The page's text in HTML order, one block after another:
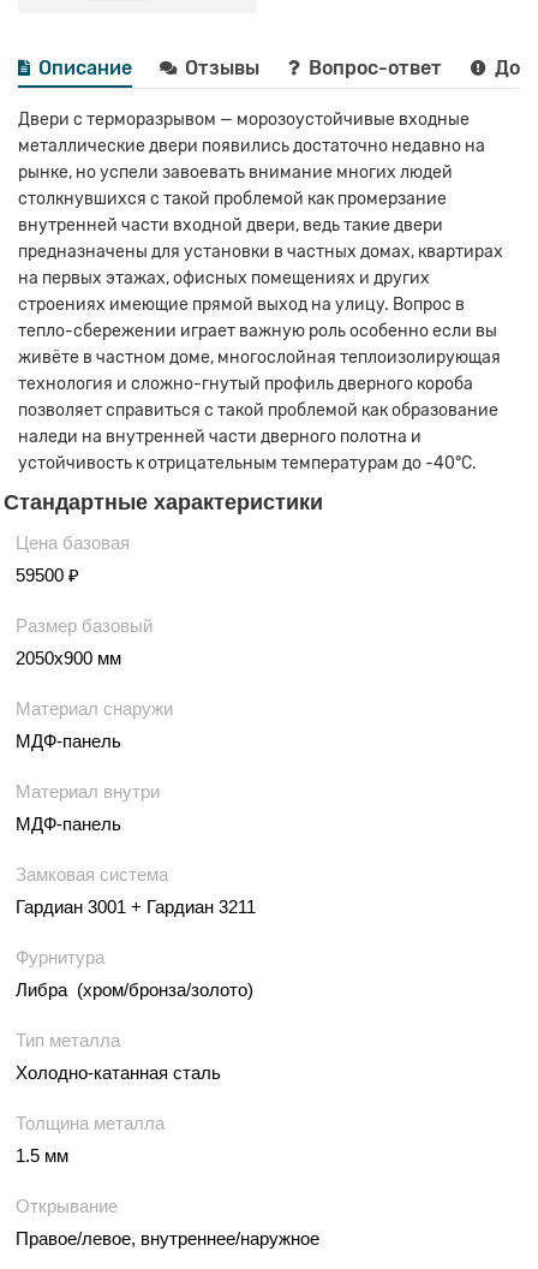
Описание Отзывы Вопрос-ответ
Двери с терморазрывом — морозоустойчивые входные
металлические двери появились достаточно недавно на
рынке, но успели завоевать внимание многих людей
столкнувшихся с такой проблемой как промерзание
внутренней части входной двери, ведь такие двери
предназначены для установки в частных домах, квартирах
на первых этажах, офисных помещениях и других
строениях имеющие прямой выход на улицу. Вопрос в
тепло-сбережении играет важную роль особенно если вы
живёте в частном доме, многослойная теплоизолирующая
технология и сложно-гнутый профиль дверного короба
позволяет справиться с такой проблемой как образование
наледи на внутренней части дверного полотна и
устойчивость к отрицательным температурам до -40°С.
Стандартные характеристики
Цена базовая
59500 ₽
Размер базовый
2050х900 мм
Материал снаружи
МДФ-панель
Материал внутри
МДФ-панель
Замковая система
Гардиан 3001 + Гардиан 3211
Фурнитура
Либра (хром/бронза/золото)
Тип металла
Холодно-катанная сталь
Толщина металла
1.5 мм
Открывание
Правое/левое, внутреннее/наружное